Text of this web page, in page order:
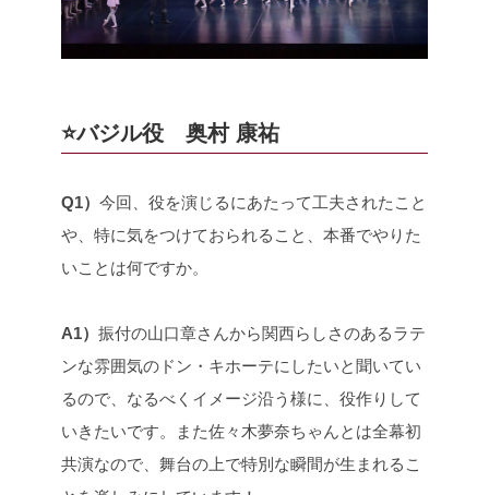
⭐️バジル役 奥村 康祐
Q1） 今回、役を演じるにあたって工夫されたこと
や、特に気をつけておられること、本番でやりた
いことは何ですか。
A1） 振付の山口章さんから関西らしさのあるラテ
ンな雰囲気のドン・キホーテにしたいと聞いてい
るので、なるべくイメージ沿う様に、役作りして
いきたいです。また佐々木夢奈ちゃんとは全幕初
共演なので、舞台の上で特別な瞬間が生まれるこ